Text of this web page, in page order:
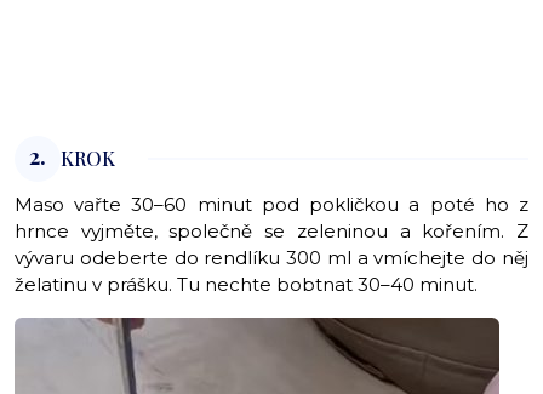
2. KROK
Maso vařte 30–60 minut pod pokličkou a poté ho z
hrnce vyjměte, společně se zeleninou a kořením. Z
vývaru odeberte do rendlíku 300 ml a vmíchejte do něj
želatinu v prášku. Tu nechte bobtnat 30–40 minut.